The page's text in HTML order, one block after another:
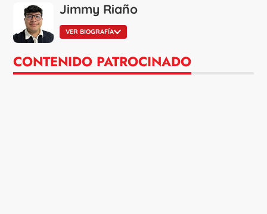
Jimmy Riaño
VER BIOGRAFÍA
CONTENIDO PATROCINADO